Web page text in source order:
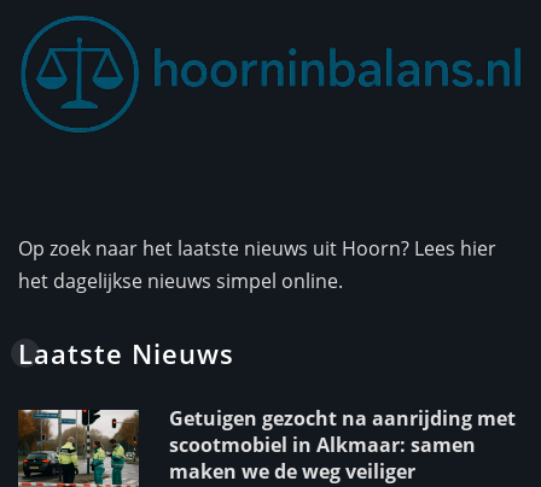
Op zoek naar het laatste nieuws uit Hoorn? Lees hier
het dagelijkse nieuws simpel online.
Laatste Nieuws
Getuigen gezocht na aanrijding met
scootmobiel in Alkmaar: samen
maken we de weg veiliger